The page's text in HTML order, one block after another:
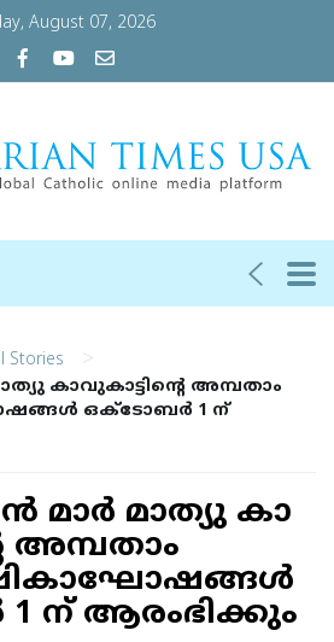
August 07, 2026
Stories >
കാ​​​​വു​​​​കാ​​​​ട്ടി​​​​ന്‍റെ അമ്പതാം
ഒക്ടോബര്‍ 1 ന്
മാ​​​​ർ മാ​​​​ത്യു കാ​​​​
അമ്പതാം
ന് ആരംഭിക്കും